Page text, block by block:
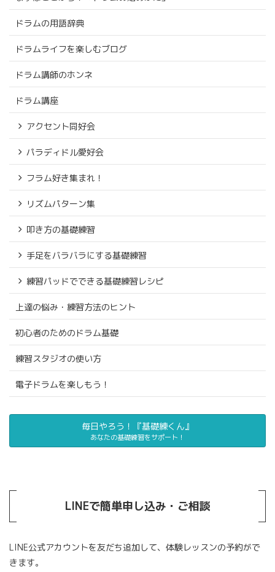
ドラムの用語辞典
ドラムライフを楽しむブログ
ドラム講師のホンネ
ドラム講座
アクセント同好会
パラディドル愛好会
フラム好き集まれ！
リズムパターン集
叩き方の基礎練習
手足をバラバラにする基礎練習
練習パッドでできる基礎練習レシピ
上達の悩み・練習方法のヒント
初心者のためのドラム基礎
練習スタジオの使い方
電子ドラムを楽しもう！
毎日やろう！『基礎練くん』
あなたの基礎練習をサポート！
LINEで簡単申し込み・ご相談
LINE公式アカウントを友だち追加して、体験レッスンの予約がで
きます。